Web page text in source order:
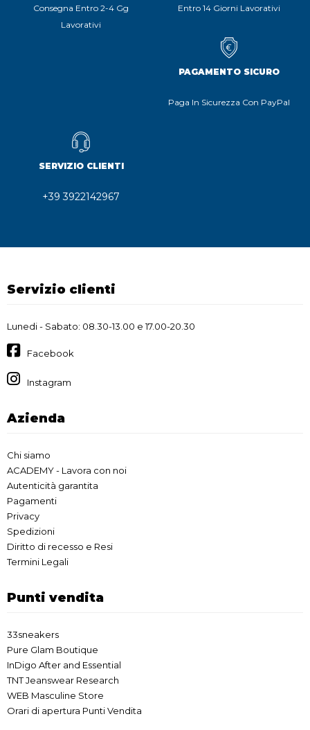
Consegna Entro 2-4 Gg
Lavorativi
Entro 14 Giorni Lavorativi
PAGAMENTO SICURO
Paga In Sicurezza Con PayPal
SERVIZIO CLIENTI
+39 3922142967
Servizio clienti
Lunedi - Sabato: 08.30-13.00 e 17.00-20.30
Facebook
Instagram
Azienda
Chi siamo
ACADEMY - Lavora con noi
Autenticità garantita
Pagamenti
Privacy
Spedizioni
Diritto di recesso e Resi
Termini Legali
Punti vendita
33sneakers
Pure Glam Boutique
InDigo After and Essential
TNT Jeanswear Research
WEB Masculine Store
Orari di apertura Punti Vendita